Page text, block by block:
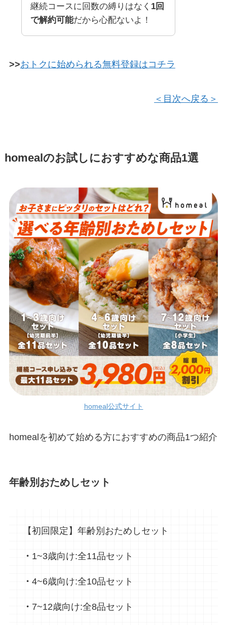
継続コースに回数の縛りはなく 1回
で解約可能だから心配ないよ！
>>おトクに始められる無料登録はコチラ
＜目次へ戻る＞
homealのお試しにおすすめな商品1選
homeal公式サイト
homealを初めて始める方におすすめの商品1つ紹介
年齢別おためしセット
【初回限定】年齢別おためしセット
・ 1~3歳向け:全11品セット
・ 4~6歳向け:全10品セット
・ 7~12歳向け:全8品セット